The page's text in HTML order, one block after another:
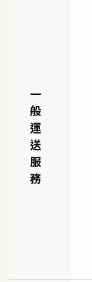
一
般
運
送
服
務